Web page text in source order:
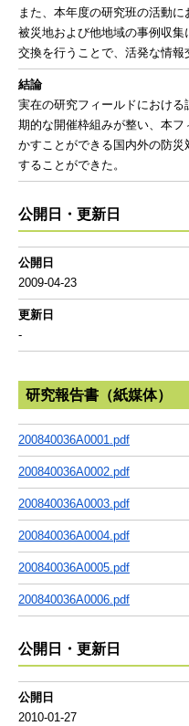
また、本年度の研究班の活動に
被災地および他地域の事例収
交換を行うことで、活発な情報
結論
実在の研究フィールドにおけ
期的な開催枠組みが整い、本
かすことができる国内外の防
することができた。
公開日・更新日
公開日
2009-04-23
更新日
-
研究報告書（紙媒体）
200840036A0001.pdf
200840036A0002.pdf
200840036A0003.pdf
200840036A0004.pdf
200840036A0005.pdf
200840036A0006.pdf
公開日・更新日
公開日
2010-01-27